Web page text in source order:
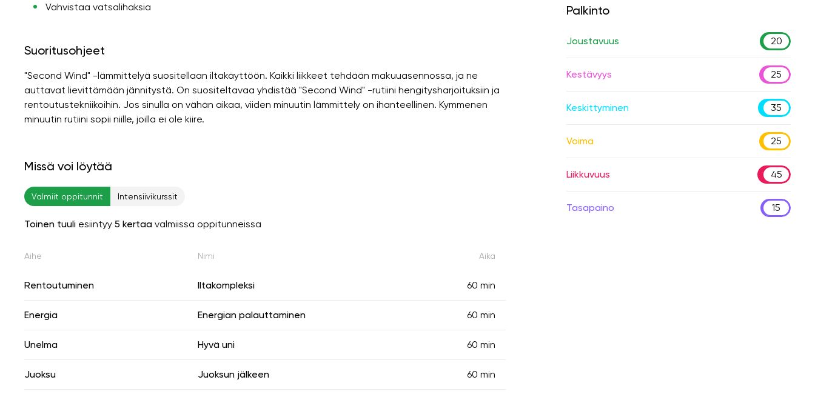
Vahvistaa vatsalihaksia
Suoritusohjeet
"Second Wind" -lämmittelyä suositellaan iltakäyttöön. Kaikki liikkeet tehdään makuuasennossa, ja ne
auttavat lievittämään jännitystä. On suositeltavaa yhdistää "Second Wind" -rutiini hengitysharjoituksiin ja
rentoutustekniikoihin. Jos sinulla on vähän aikaa, viiden minuutin lämmittely on ihanteellinen. Kymmenen
minuutin rutiini sopii niille, joilla ei ole kiire.
Missä voi löytää
Valmiit oppitunnit Intensiivikurssit
Toinen tuuli esiintyy 5 kertaa valmiissa oppitunneissa
Aihe Nimi Aika
Rentoutuminen Iltakompleksi 60 min
Energia Energian palauttaminen 60 min
Unelma Hyvä uni 60 min
Juoksu Juoksun jälkeen 60 min
Palkinto
Joustavuus 20
Kestävyys 25
Keskittyminen 35
Voima 25
Liikkuvuus 45
Tasapaino 15